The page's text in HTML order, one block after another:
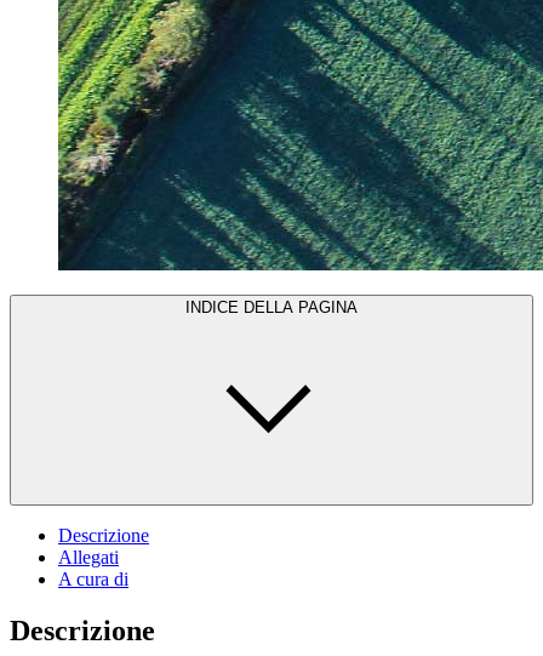
INDICE DELLA PAGINA
Descrizione
Allegati
A cura di
Descrizione